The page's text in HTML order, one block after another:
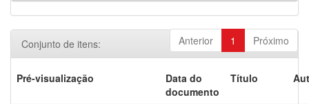
Anterior 1 Próximo
Conjunto de itens:
Pré-visualização
Data do
documento
Título